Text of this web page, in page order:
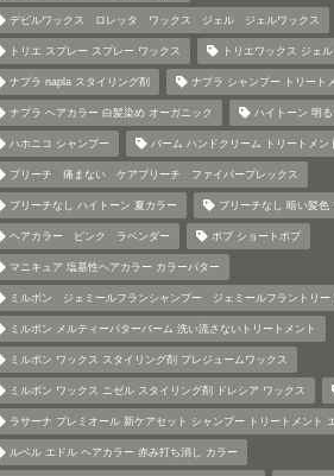
デビルワックス ロレッタ ワックス ジェル ジェルワックス
トリエ スプレー スプレー ワックス トリエワックス ジェ
ナプラ napla スタイリング剤 ナプラ シャンプー トリート
ナプラ ヘアカラー 白髪染め オーガニック ハイトーン 明
ハホニコ シャンプー バーム ハンドクリーム トリートメン
ブリーチ 痛まない ケアブリーチ ファイバープレックス
ブリーチなし ハイトーン 夏カラー ブリーチなし 暗い髪色
ヘアカラー ピンク ラベンダー ボブ ショートボブ
マニキュア 塩基性ヘアカラー カラーバター
ミルボン ジェミールフランシャンプー ジェミールフラントリ
ミルボン メルティーバターバーム 洗い流さないトリートメント
ミルボン ワックス スタイリング剤 プレジュームワックス
ミルボン ワックス ニゼル スタイリング剤 ドレシア ワックス
ラサーナ プレミオール 新ケアセット シャンプー トリートメント
ルベル エドル ヘアカラー 赤み打ち消し カラー